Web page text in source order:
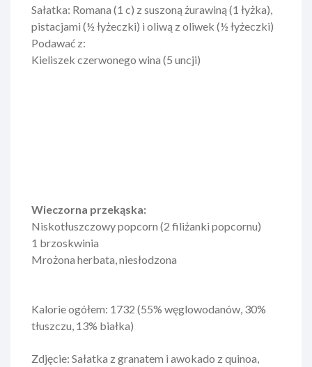
Sałatka: Romana (1 c) z suszoną żurawiną (1 łyżka),
pistacjami (½ łyżeczki) i oliwą z oliwek (½ łyżeczki)
Podawać z:
Kieliszek czerwonego wina (5 uncji)
Wieczorna przekąska:
Niskotłuszczowy popcorn (2 filiżanki popcornu)
1 brzoskwinia
Mrożona herbata, niesłodzona
Kalorie ogółem: 1732 (55% węglowodanów, 30%
tłuszczu, 13% białka)
Zdjęcie: Sałatka z granatem i awokado z quinoa,